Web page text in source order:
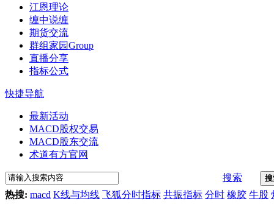
江恩理论
缠中说缠
期货交流
群组家园Group
直播分享
指标公式
快捷导航
最新活动
MACD股权交易
MACD股东交流
术道有方官网
搜索
热搜: macd K线与均线 飞狐分时指标 共振指标 分时 橡胶 牛股